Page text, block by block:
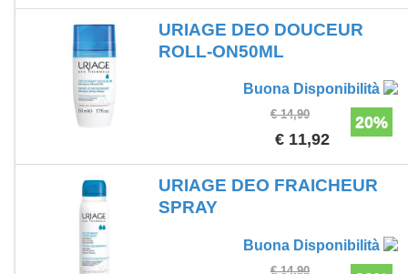
URIAGE DEO DOUCEUR
ROLL-ON50ML
Buona Disponibilità
20%
€ 14,90
€ 11,92
URIAGE DEO FRAICHEUR
SPRAY
Buona Disponibilità
€ 14,90